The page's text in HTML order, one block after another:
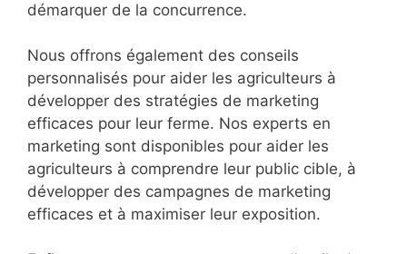
démarquer de la concurrence.
Nous offrons également des conseils
personnalisés pour aider les agriculteurs à
développer des stratégies de marketing
efficaces pour leur ferme. Nos experts en
marketing sont disponibles pour aider les
agriculteurs à comprendre leur public cible, à
développer des campagnes de marketing
efficaces et à maximiser leur exposition.